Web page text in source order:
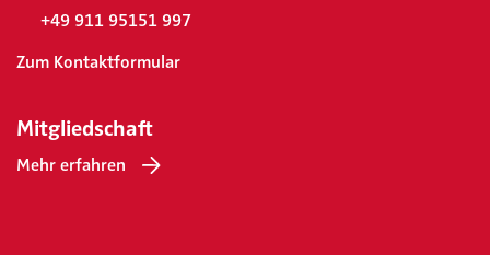
+49 911 95151 997
Zum Kontaktformular
Mitgliedschaft
Mehr erfahren